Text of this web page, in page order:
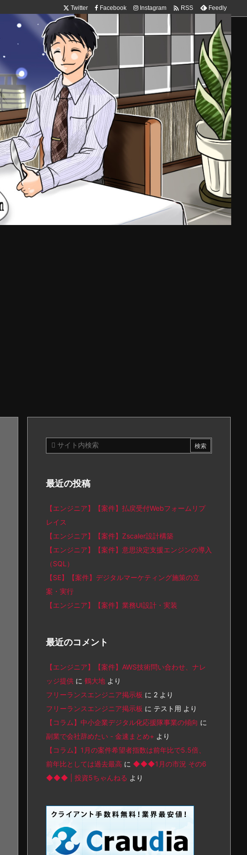
Twitter Facebook Instagram  RSS Feedly
最近の投稿
【エンジニア】【案件】払戻受付Webフォームリプ
レイス
【エンジニア】【案件】Zscaler設計構築
【エンジニア】【案件】意思決定支援エンジンの導入
（SQL）
【SE】【案件】デジタルマーケティング施策の立
案・実行
【エンジニア】【案件】業務UI設計・実装
最近のコメント
【エンジニア】【案件】AWS技術問い合わせ、ナレ
ッジ提供 に 鶴大地 より
フリーランスエンジニア掲示板 に 2 より
フリーランスエンジニア掲示板 に テスト用 より
【コラム】中小企業デジタル化応援隊事業の傾向 に
副業で会社辞めたい - 金速まとめ+ より
【コラム】1月の案件希望者指数は前年比で5.5倍、
前年比としては過去最高 に ◆◆◆1月の市況 その6
◆◆◆ | 投資5ちゃんねる より